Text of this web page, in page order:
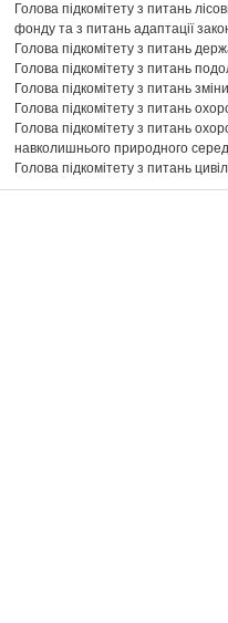
Голова підкомітету з питань
фонду та з питань адаптації
Голова підкомітету з питань
Голова підкомітету з питань
Голова підкомітету з питань
Голова підкомітету з питань
Голова підкомітету з питань
навколишнього природного
Голова підкомітету з питань